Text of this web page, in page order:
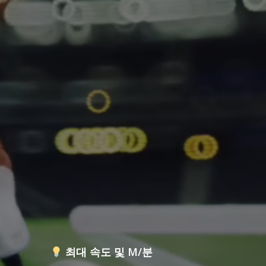
최대 속도 및 M/분